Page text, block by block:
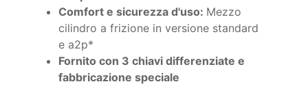
Comfort e sicurezza d'uso: Mezzo
cilindro a frizione in versione standard
e a2p*
Fornito con 3 chiavi differenziate e
fabbricazione speciale